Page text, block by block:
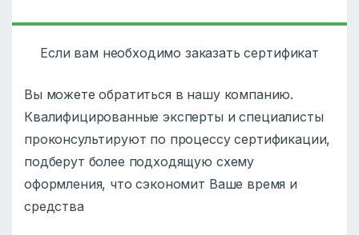
Если вам необходимо заказать сертификат
Вы можете обратиться в нашу компанию.
Квалифицированные эксперты и специалисты
проконсультируют по процессу сертификации,
подберут более подходящую схему
оформления, что сэкономит Ваше время и
средства